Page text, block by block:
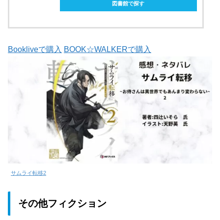
図書館で探す
Bookliveで購入 BOOK☆WALKERで購入
サムライ転移2
その他フィクション